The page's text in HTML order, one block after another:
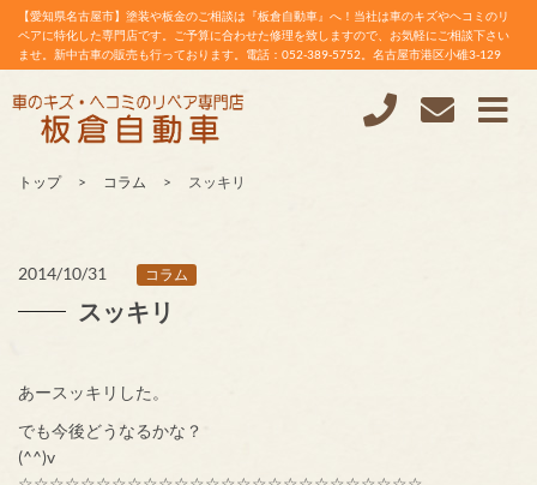
【愛知県名古屋市】塗装や板金のご相談は『板倉自動車』へ！当社は車のキズやヘコミのリ
ペアに特化した専門店です。ご予算に合わせた修理を致しますので、お気軽にご相談下さい
ませ。新中古車の販売も行っております。電話：052-389-5752。名古屋市港区小碓3-129
トップ コラム スッキリ
2014/10/31 コラム
スッキリ
あースッキリした。
でも今後どうなるかな？
(^^)v